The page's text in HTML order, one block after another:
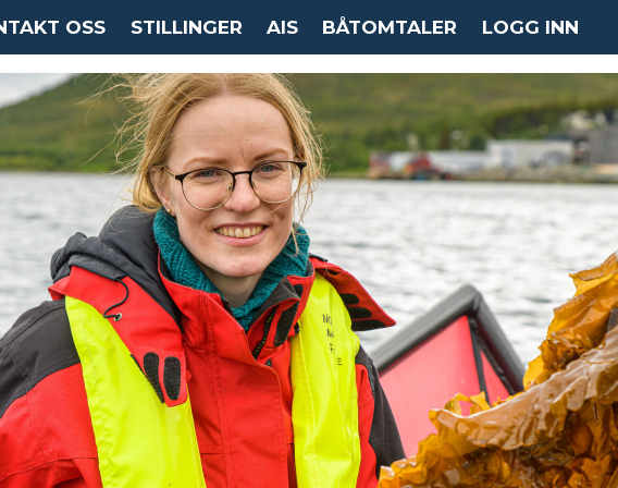
OSS STILLINGER AIS BÅTOMTALER LOGG INN